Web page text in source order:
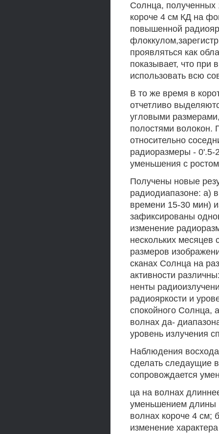
Солнца, полученных
короче 4 см КД на
повышенной
проявляться как
показывает, что при
использовать всю
В то же время в
отчетливо
угловыми
полостями волокон.
относительно
радиоразмеры - 0'.5-
уменьшения с
Получены новые
радиодиапазоне: а)
времени 15-30 мин)
зафиксированы
изменение
нескольких
размеров
сканах Солнца на
активности
ненты
радиояркости и
спокойного Солнца,
волнах да-
уровень излучения
Наблюдения
сделать следаущие
сопровождается
ца на волнах
уменьшением длины
волнах короче 4 см;
изменение